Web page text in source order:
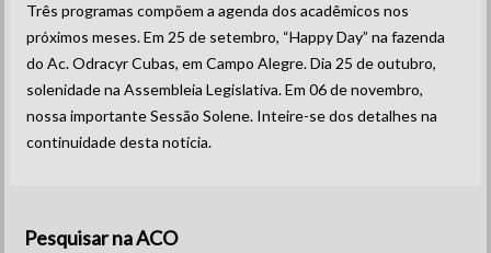
Três programas compõem a agenda dos acadêmicos nos
próximos meses. Em 25 de setembro, “Happy Day” na fazenda
do Ac. Odracyr Cubas, em Campo Alegre. Dia 25 de outubro,
solenidade na Assembleia Legislativa. Em 06 de novembro,
nossa importante Sessão Solene. Inteire-se dos detalhes na
continuidade desta notícia.
Pesquisar na ACO